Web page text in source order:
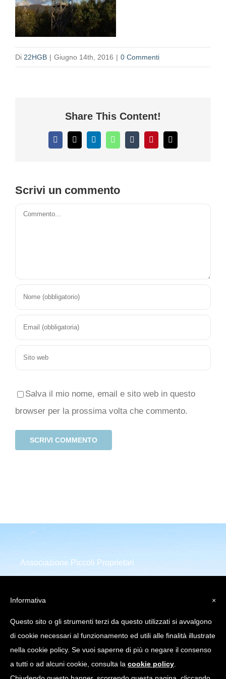
Di 22HGB | Giugno 14th, 2016 | 0 Commenti
Share This Content!
Facebook
X LinkedInWhatsAppTumblrPinterestEmail
Scrivi un commento
Commento
Salva il mio nome, email e sito web in questo
browser per la prossima volta che commento.
Associazione Piccoli Proprietari
20124 Milano (MI)
C.Fiscale: 97751640158
info@appice.it |
×
Informativa
Questo sito o gli strumenti terzi da questo utilizzati si avvalgono
di cookie necessari al funzionamento ed utili alle finalità illustrate
nella cookie policy. Se vuoi saperne di più o negare il consenso
a tutti o ad alcuni cookie, consulta la cookie policy